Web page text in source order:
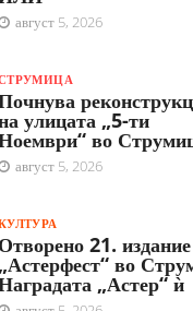
август 5, 2026
улицата „5-ти
во
август 5, 2026
Отворено 21.
„Астерфест“ во
„Астер“ ѝ